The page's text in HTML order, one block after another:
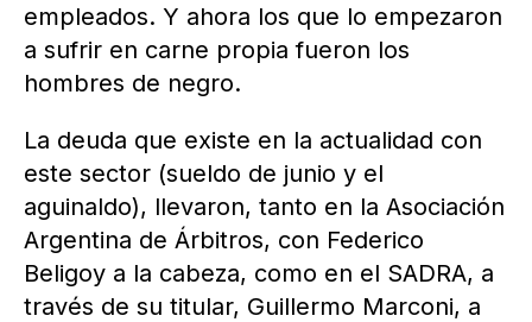
empleados. Y ahora los que lo empezaron
a sufrir en carne propia fueron los
hombres de negro.
La deuda que existe en la actualidad con
este sector (sueldo de junio y el
aguinaldo), llevaron, tanto en la Asociación
Argentina de Árbitros, con Federico
Beligoy a la cabeza, como en el SADRA, a
través de su titular, Guillermo Marconi, a